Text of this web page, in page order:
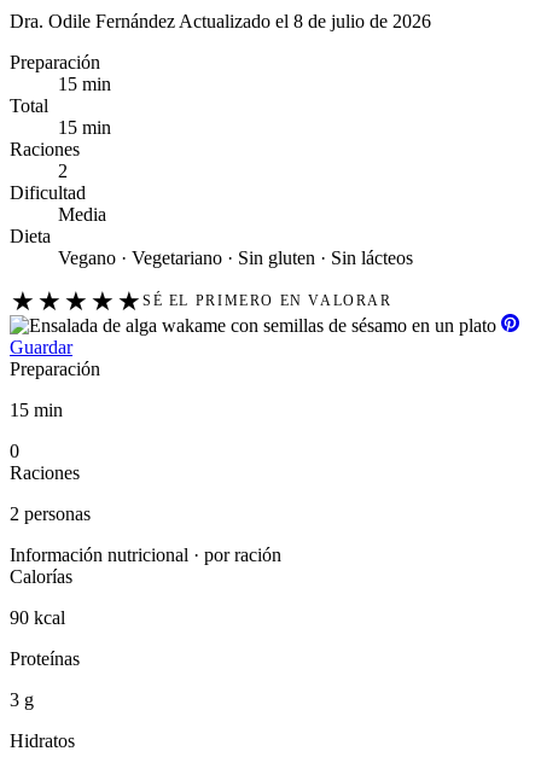
Dra. Odile Fernández Actualizado el 8 de julio de 2026
Preparación
15 min
Total
15 min
Raciones
2
Dificultad
Media
Dieta
Vegano · Vegetariano · Sin gluten · Sin lácteos
★ ★ ★ ★ ★ SÉ EL PRIMERO EN VALORAR
Guardar
Preparación
15 min
0
Raciones
2 personas
Información nutricional · por ración
Calorías
90 kcal
Proteínas
3 g
Hidratos